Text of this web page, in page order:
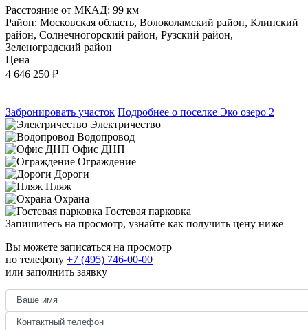
Расстояние от МКАД: 99 км
Район: Московская область, Волоколамский район, Клинский
район, Солнечногорский район, Рузский район,
Зеленоградский район
Цена
4 646 250 ₽
Забронировать участок Подробнее о поселке Эко озеро 2
Электричество
Водопровод
Офис ДНП
Ограждение
Дороги
Пляж
Охрана
Гостевая парковка
Запишитесь на просмотр, узнайте как получить цену ниже
Вы можете записаться на просмотр
по телефону +7 (495) 746-00-00
или заполнить заявку